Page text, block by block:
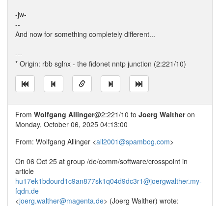
-jw-
--
And now for something completely different...
---
* Origin: rbb sglnx - the fidonet nntp junction (2:221/10)
From Wolfgang Allinger@2:221/10 to Joerg Waltheron
Monday, October 06, 2025 04:13:00
From: Wolfgang Allinger <all2001@spambog.com>
On 06 Oct 25 at group /de/comm/software/crosspoint in
article
hu17ek1bdourd1c9an877sk1q04d9dc3r1@joergwalther.my-
fqdn.de
<joerg.walther@magenta.de> (Joerg Walther) wrote: